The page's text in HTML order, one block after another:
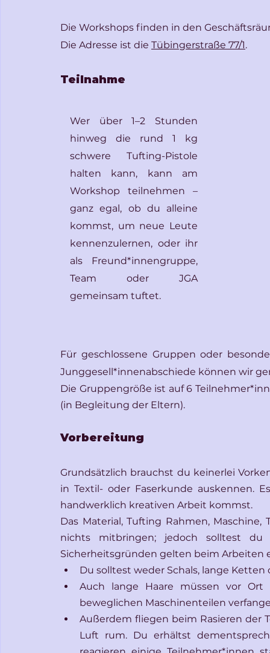
Die Workshops finden in den
Die Adresse ist die Tübingerstraße 77/1.
Teilnahme
Wer über 1–2 Stunden
hinweg die rund 1 kg
schwere Tufting-Pistole
halten kann, kann am
Workshop teilnehmen –
ganz egal, ob du alleine
kommst, um neue Leute
kennenzulernen, oder ihr
als Freund*innengruppe,
Team oder JGA
gemeinsam tuftet.
Für geschlossene Gruppen oder
Junggesell*innenabschiede können wir
Die Gruppengröße ist auf 6
(in Begleitung der Eltern).
Vorbereitung
Grundsätzlich brauchst du keinerlei
in Textil- oder Faserkunde auskennen.
handwerklich kreativen Arbeit kommst.
Das Material, Tufting Rahmen,
nichts mitbringen; jedoch solltest
Sicherheitsgründen gelten beim Arbeiten
Du solltest weder Schals, lange
Auch lange Haare müssen vor
beweglichen Maschinenteilen
Außerdem fliegen beim Rasieren der
Luft rum. Du erhältst